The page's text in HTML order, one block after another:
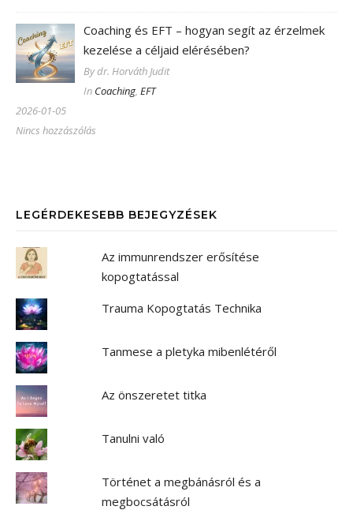
Coaching és EFT – hogyan segít az érzelmek
kezelése a céljaid elérésében?
By dr. Horváth Judit
In Coaching,EFT
2026-01-05
Nincs hozzászólás
LEGÉRDEKESEBB BEJEGYZÉSEK
Az immunrendszer erősítése
kopogtatással
Trauma Kopogtatás Technika
Tanmese a pletyka mibenlétéről
Az önszeretet titka
Tanulni való
Történet a megbánásról és a
megbocsátásról